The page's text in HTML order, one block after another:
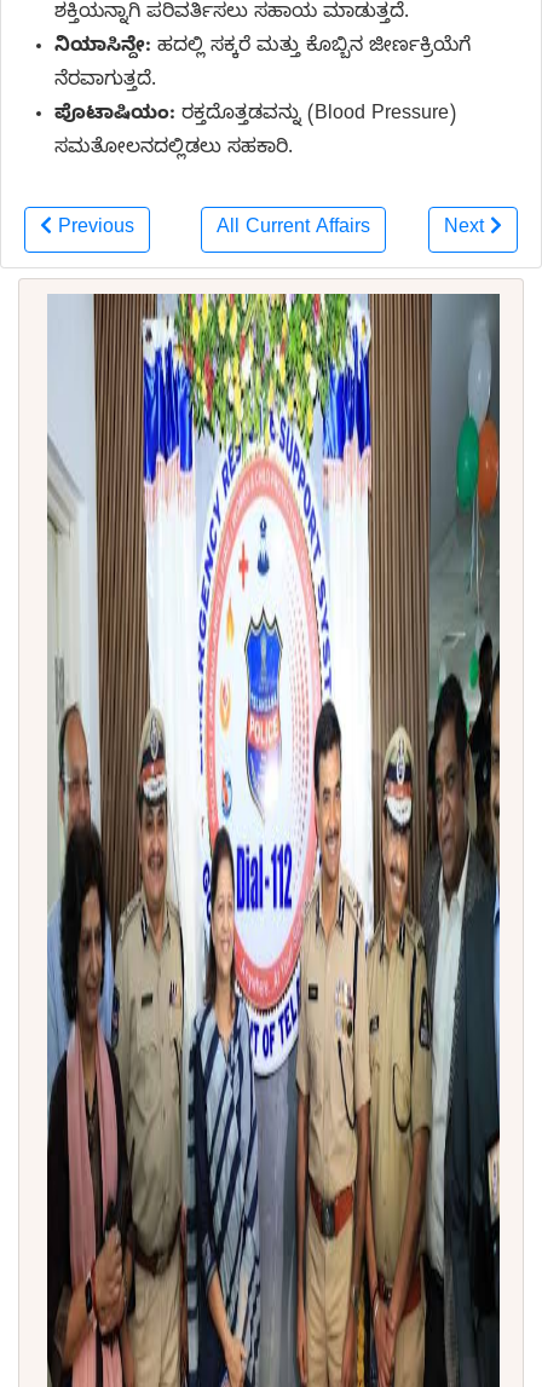
ಶಕ್ತಿಯನ್ನಾಗಿ ಪರಿವರ್ತಿಸಲು ಸಹಾಯ ಮಾಡುತ್ತದೆ.
ನಿಯಾಸಿನ್ದೇ: ಹದಲ್ಲಿ ಸಕ್ಕರೆ ಮತ್ತು ಕೊಬ್ಬಿನ ಜೀರ್ಣಕ್ರಿಯೆಗೆ
ನೆರವಾಗುತ್ತದೆ.
ಪೊಟಾಷಿಯಂ: ರಕ್ತದೊತ್ತಡವನ್ನು (Blood Pressure)
ಸಮತೋಲನದಲ್ಲಿಡಲು ಸಹಕಾರಿ.
Previous All Current Affairs Next